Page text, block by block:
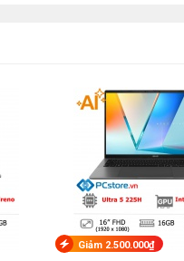
Giảm 2.500.000₫